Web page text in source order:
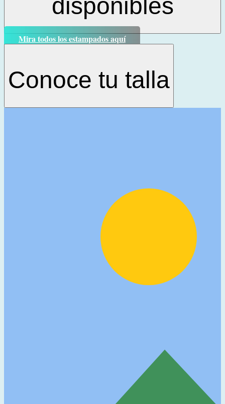
disponibles
Mira todos los estampados aquí
Conoce tu talla